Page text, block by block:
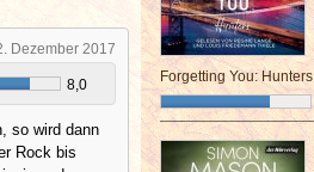
Dezember 2017
8,0
so wird dann
Rock bis
Forgetting You: Hunters